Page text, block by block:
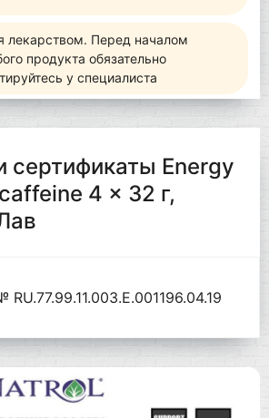
лекарством. Перед началом
продукта обязательно
у специалиста
сертификаты Energy
4 x 32 г,